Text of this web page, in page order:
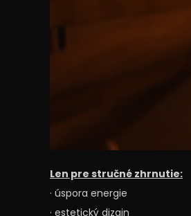
Len pre stručné zhrnutie:
· úspora energie
· estetický dizajn